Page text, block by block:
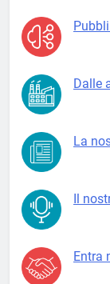
Dalle
La
Il
Entra